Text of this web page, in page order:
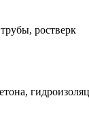
ростверк